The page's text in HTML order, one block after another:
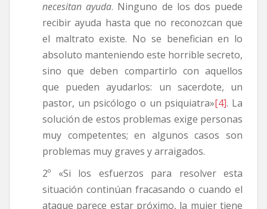
necesitan ayuda. Ninguno de los dos puede
recibir ayuda hasta que no reconozcan que
el maltrato existe. No se benefician en lo
absoluto manteniendo este horrible secreto,
sino que deben compartirlo con aquellos
que pueden ayudarlos: un sacerdote, un
pastor, un psicólogo o un psiquiatra»[4]. La
solución de estos problemas exige personas
muy competentes; en algunos casos son
problemas muy graves y arraigados.
2º «Si los esfuerzos para resolver esta
situación continúan fracasando o cuando el
ataque parece estar próximo, la mujer tiene